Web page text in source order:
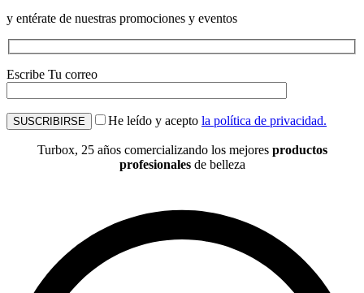
y entérate de nuestras promociones y eventos
Escribe Tu correo
He leído y acepto la política de privacidad.
Turbox, 25 años comercializando los mejores productos
profesionalesde belleza